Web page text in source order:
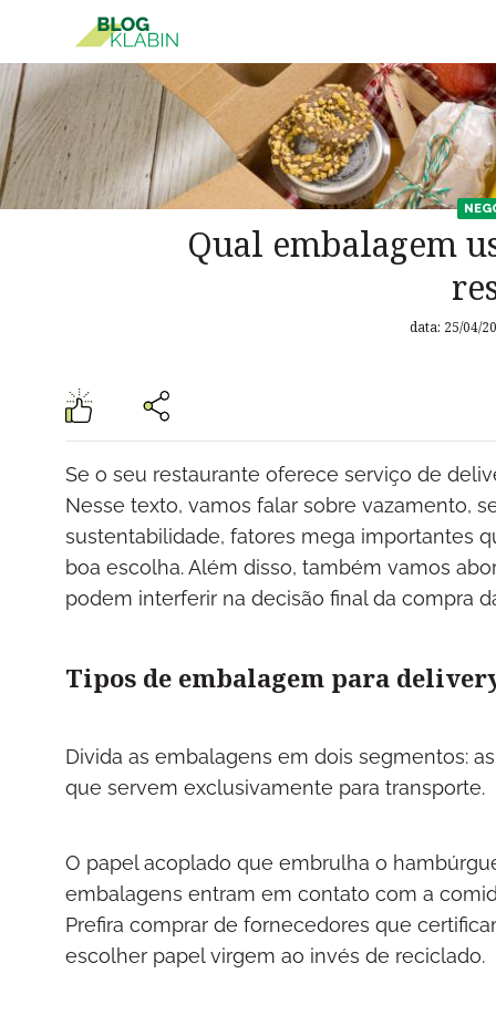
Pular para o Conteúdo principal
Qual embalagem
data: 25/04/
Se o seu restaurante oferece serviço de
Nesse texto, vamos falar sobre vazamento,
sustentabilidade, fatores mega importantes
boa escolha. Além disso, também vamos
podem interferir na decisão final da compra
Tipos de embalagem para
Divida as embalagens em dois segmentos:
que servem exclusivamente para transporte.
O papel acoplado que embrulha o
embalagens entram em contato com a
Prefira comprar de fornecedores que
escolher papel virgem ao invés de